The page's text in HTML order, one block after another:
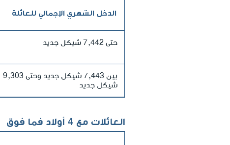
الدخل الشهري الإجمالي للعائلة
حتى 7,442 شيكل جديد
بين 7,443 شيكل جديد وحتى 9,303
شيكل جديد
العائلات مع 4 أولاد فما فوق